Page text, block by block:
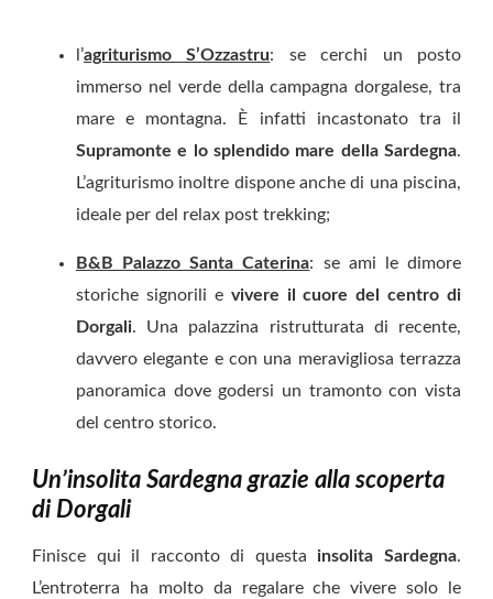
l’agriturismo S’Ozzastru: se cerchi un posto
immerso nel verde della campagna dorgalese, tra
mare e montagna. È infatti incastonato tra il
Supramonte e lo splendido mare della Sardegna.
L’agriturismo inoltre dispone anche di una piscina,
ideale per del relax post trekking;
B&B Palazzo Santa Caterina: se ami le dimore
storiche signorili e vivere il cuore del centro di
Dorgali. Una palazzina ristrutturata di recente,
davvero elegante e con una meravigliosa terrazza
panoramica dove godersi un tramonto con vista
del centro storico.
Un’insolita Sardegna grazie alla scoperta
di Dorgali
Finisce qui il racconto di questa insolita Sardegna.
L’entroterra ha molto da regalare che vivere solo le